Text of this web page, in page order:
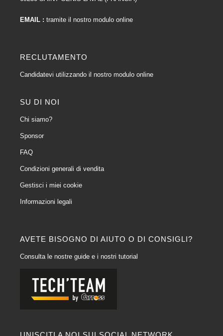
AVETE BISOGNO DI AIUTO O DI CONSIGLI?
Consulta le nostre guide e i nostri tutorial
EMAIL : tramite il nostro modulo online
RECLUTAMENTO
Candidatevi utilizzando il nostro modulo online
SU DI NOI
Chi siamo?
Sponsor
FAQ
Condizioni generali di vendita
Gestisci i miei cookie
Informazioni legali